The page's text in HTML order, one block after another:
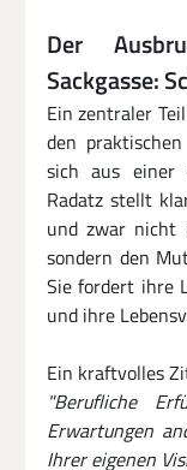
Der
Sackgasse:
Ein zentraler
den
sich aus einer
Radatz stellt
und zwar nicht
sondern den
Sie fordert ihre
und ihre
Ein kraftvolles
"Berufliche
Erwartungen
Ihrer eigenen